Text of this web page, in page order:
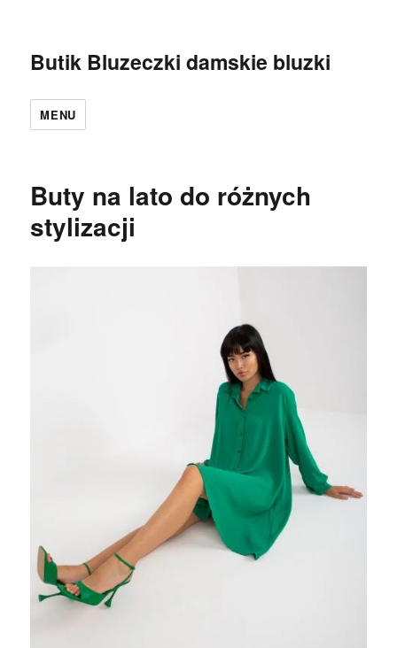
Butik Bluzeczki damskie bluzki
MENU
Buty na lato do różnych
stylizacji